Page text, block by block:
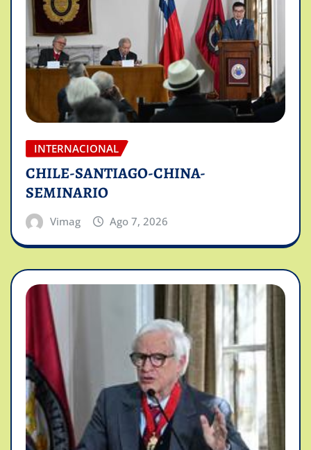
INTERNACIONAL
CHILE-SANTIAGO-CHINA-
SEMINARIO
Vimag Ago 7, 2026